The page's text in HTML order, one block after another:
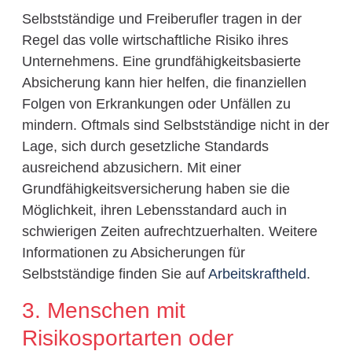
Selbstständige und Freiberufler tragen in der
Regel das volle wirtschaftliche Risiko ihres
Unternehmens. Eine grundfähigkeitsbasierte
Absicherung kann hier helfen, die finanziellen
Folgen von Erkrankungen oder Unfällen zu
mindern. Oftmals sind Selbstständige nicht in der
Lage, sich durch gesetzliche Standards
ausreichend abzusichern. Mit einer
Grundfähigkeitsversicherung haben sie die
Möglichkeit, ihren Lebensstandard auch in
schwierigen Zeiten aufrechtzuerhalten. Weitere
Informationen zu Absicherungen für
Selbstständige finden Sie auf Arbeitskraftheld.
3. Menschen mit
Risikosportarten oder